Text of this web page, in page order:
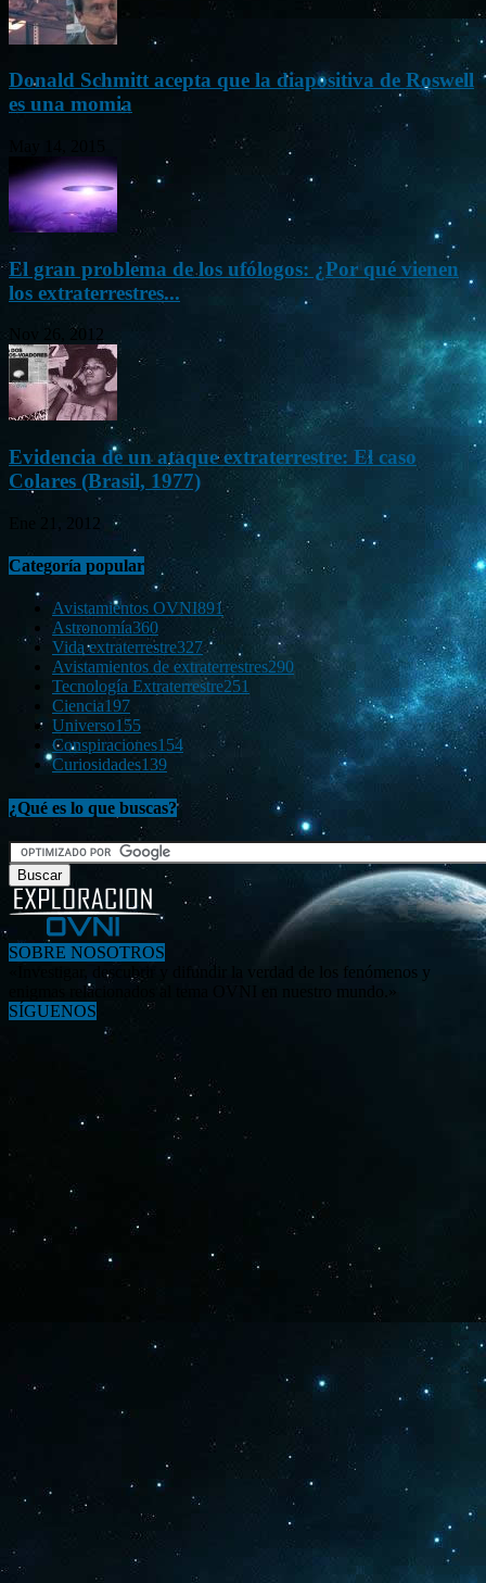
Donald Schmitt acepta que la diapositiva de Roswell
es una momia
El gran problema de los ufólogos: ¿Por qué vienen
los extraterrestres...
Nov 26, 2012
Evidencia de un ataque extraterrestre: El caso
Colares (Brasil, 1977)
Ene 21, 2012
Categoría popular
Avistamientos OVNI891
Astronomía360
Vida extraterrestre327
Avistamientos de extraterrestres290
Tecnología Extraterrestre251
Ciencia197
Universo155
Conspiraciones154
Curiosidades139
¿Qué es lo que buscas?
SOBRE NOSOTROS
«Investigar, descubrir y difundir la verdad de los fenómenos y
enigmas relacionados al tema OVNI en nuestro mundo.»
SÍGUENOS